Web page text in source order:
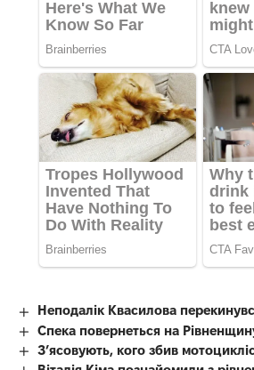
Неподалік Квасилова
Спека повернеться на
З’ясовують, кого збив